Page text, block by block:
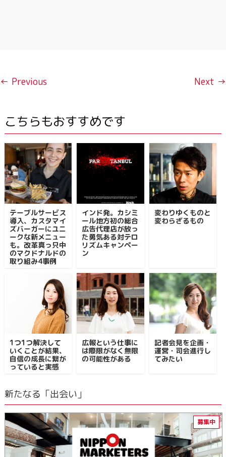
← Previous Next →
こちらもおすすめです
テーブルサービス
導入、カスタマイ
ズバーガーにユニ
ークな新メニュー
も。改革真っ只中
のマクドナルドの
取り組み4事例
インド発。カシミ
ール地方初の総合
広告代理店が放っ
た勇気ある対テロ
リズムキャンペー
ン
変わりゆくものと
変わらざるもの
1つ1つ解決して
いくことが結果、
自信の成長に繋が
っていると実感
広報という仕事に
は際限がなく無限
の可能性がある
記者会見を企画・
運営・司会進行し
てみたい
新たなる「出会い」